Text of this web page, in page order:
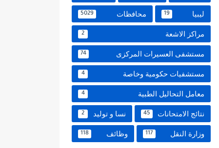
ليبيا 19 محافظات 5029
مراكز الاشعة 2
مستشفى العسيرات المركزى 74
مستشفيات حكومية وخاصة 4
معامل التحاليل الطبية 4
نتائج الامتحانات 45 نسا و توليد 2
وزارة النقل 117 وظائف 118